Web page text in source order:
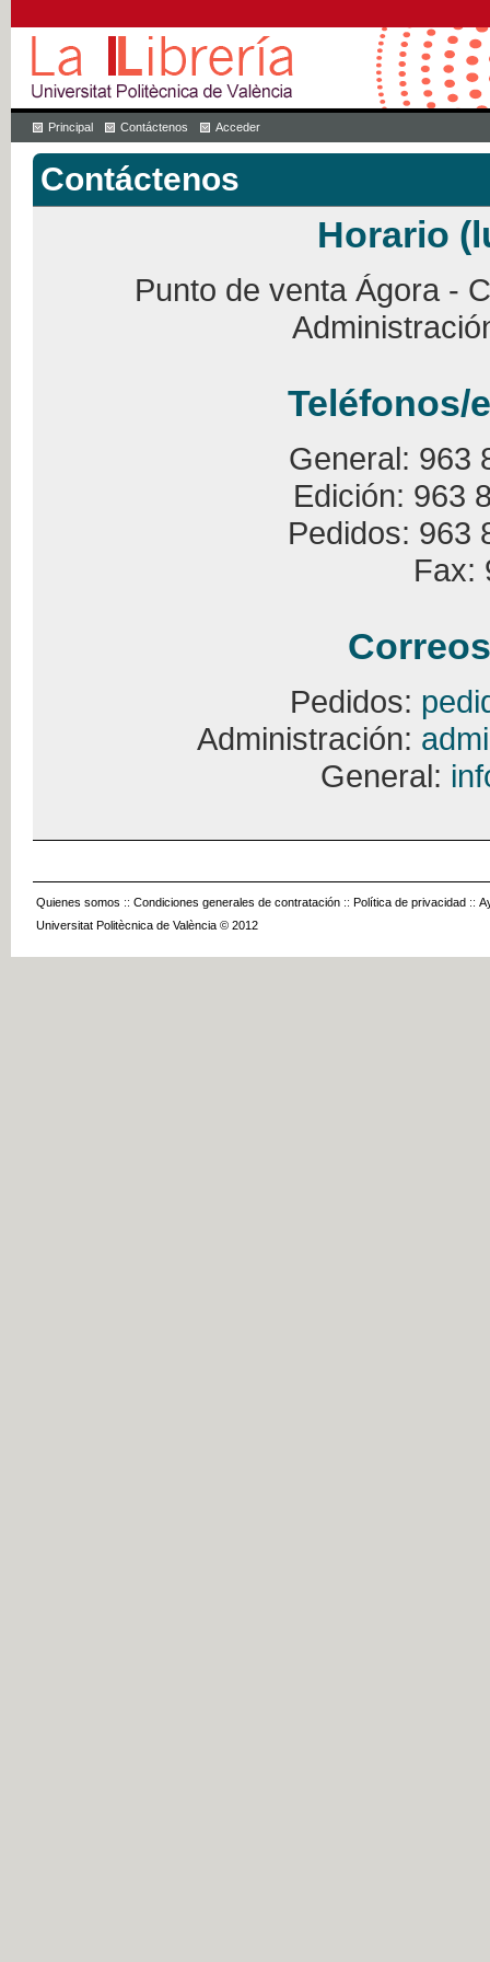
Principal Contáctenos Acceder
Contáctenos
Horario
Punto de venta Ágora -
Teléfonos/
General: 963
Edición: 963
Pedidos: 963
Fax:
Pedidos:
Administración:
General:
Quienes somos :: Condiciones generales de contratación :: Política de privacidad ::
Universitat Politècnica de València © 2012